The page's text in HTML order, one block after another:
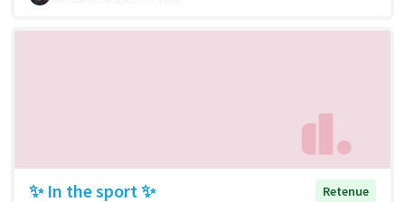
✨ In the sport ✨
Retenue